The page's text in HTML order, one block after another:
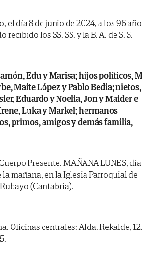
el día 8 de junio de 2024, a los 96
recibido los SS. SS. y la B. A. de S. S.
Edu y Marisa; hijos políticos,
Maite López y Pablo Bedia; nietos,
Eduardo y Noelia, Jon y Maider e
Luka y Markel; hermanos
primos, amigos y demás familia,
Presente: MAÑANA LUNES, día
la mañana, en la Iglesia Parroquial de
(Cantabria).
Oficinas centrales: Alda. Rekalde, 12.